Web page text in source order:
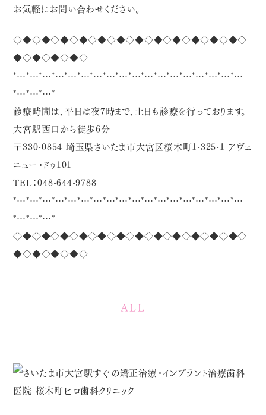
お気軽にお問い合わせください。
◇◆◇◆◇◆◇◆◇◆◇◆◇◆◇◆◇◆◇◆◇◆◇◆◇
◆◇◆◇◆◇◆◇
*…*…*…*…*…*…*…*…*…*…*…*…*…*…*…*…*…*…
*…*…*…*
診療時間は、平日は夜7時まで、土日も診療を行っております。
大宮駅西口から徒歩6分
〒330-0854 埼玉県さいたま市大宮区桜木町1-325-1 アヴェ
ニュー・ドゥ101
TEL：048-644-9788
*…*…*…*…*…*…*…*…*…*…*…*…*…*…*…*…*…*…
*…*…*…*
◇◆◇◆◇◆◇◆◇◆◇◆◇◆◇◆◇◆◇◆◇◆◇◆◇
◆◇◆◇◆◇◆◇
ALL